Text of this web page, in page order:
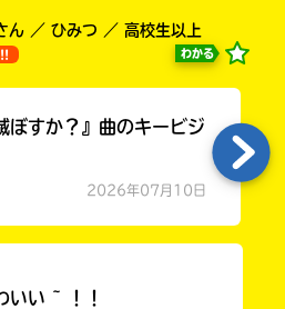
ん ／ ひみつ ／ 高校生以上
!! わかる
ぼすか？』曲のキービジ
2026年07月10日
いい ~ ！！
入
エ
ー